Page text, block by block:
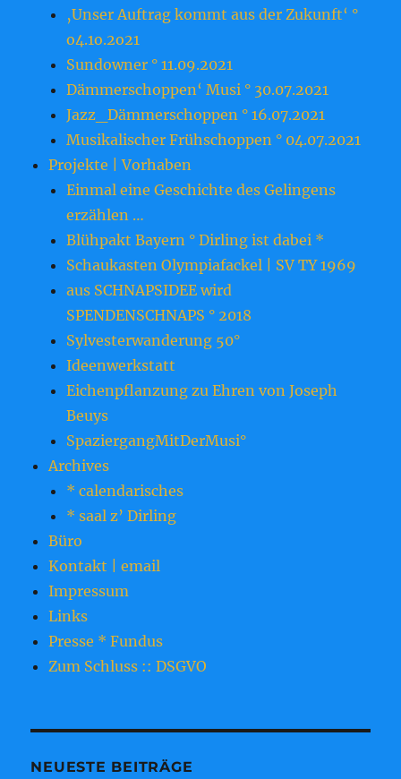
‚Unser Auftrag kommt aus der Zukunft‘ °
o4.1o.2o21
Sundowner ° 11.09.2021
Dämmerschoppen‘ Musi ° 30.07.2021
Jazz_Dämmerschoppen ° 16.07.2021
Musikalischer Frühschoppen ° 04.07.2021
Projekte | Vorhaben
Einmal eine Geschichte des Gelingens
erzählen …
Blühpakt Bayern ° Dirling ist dabei *
Schaukasten Olympiafackel | SV TY 1969
aus SCHNAPSIDEE wird
SPENDENSCHNAPS ° 2018
Sylvesterwanderung 50°
Ideenwerkstatt
Eichenpflanzung zu Ehren von Joseph
Beuys
SpaziergangMitDerMusi°
Archives
* calendarisches
* saal z’ Dirling
Büro
Kontakt | email
Impressum
Links
Presse * Fundus
Zum Schluss :: DSGVO
NEUESTE BEITRÄGE